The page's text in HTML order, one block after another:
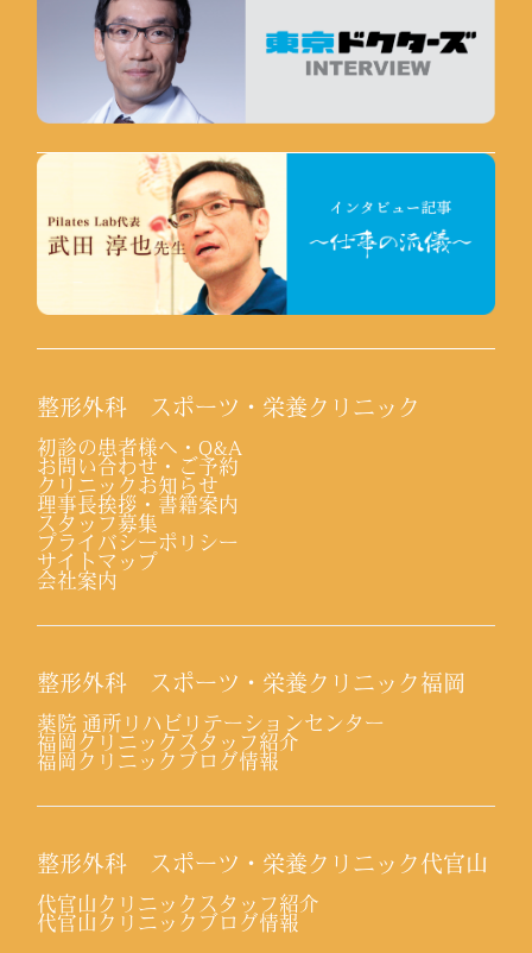
整形外科 スポーツ・栄養クリニック
初診の患者様へ・Q&A
お問い合わせ・ご予約
クリニックお知らせ
理事長挨拶・書籍案内
スタッフ募集
プライバシーポリシー
サイトマップ
会社案内
整形外科 スポーツ・栄養クリニック福岡
薬院 通所リハビリテーションセンター
福岡クリニックスタッフ紹介
福岡クリニックブログ情報
整形外科 スポーツ・栄養クリニック代官山
代官山クリニックスタッフ紹介
代官山クリニックブログ情報